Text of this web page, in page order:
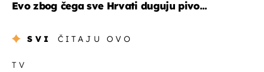
Evo zbog čega sve Hrvati duguju pivo...
SVI ČITAJU OVO
TV